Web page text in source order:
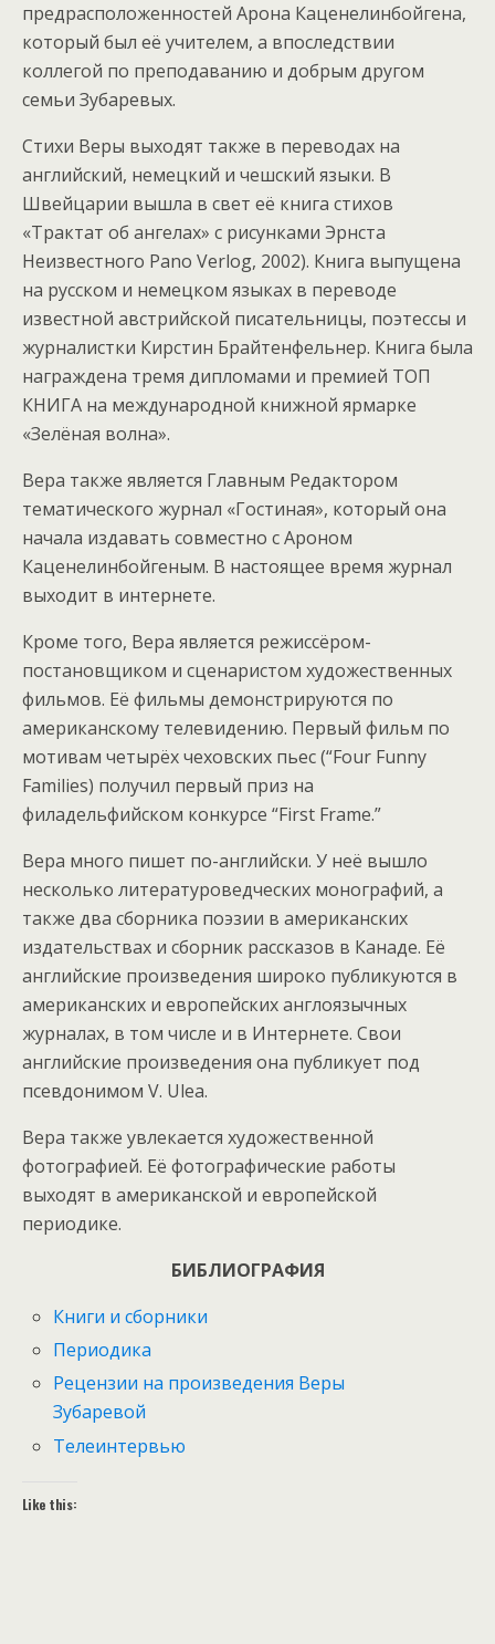
предрасположенностей Арона Каценелинбойгена,
который был её учителем, а впоследствии
коллегой по преподаванию и добрым другом
семьи Зубаревых.
Стихи Веры выходят также в переводах на
английский, немецкий и чешский языки. В
Швейцарии вышла в свет её книга стихов
«Трактат об ангелах» с рисунками Эрнста
Неизвестного Pano Verlog, 2002). Книга выпущена
на русском и немецком языках в переводе
известной австрийской писательницы, поэтессы и
журналистки Кирстин Брайтенфельнер. Книга была
награждена тремя дипломами и премией ТОП
КНИГА на международной книжной ярмарке
«Зелёная волна».
Вера также является Главным Редактором
тематического журнал «Гостиная», который она
начала издавать совместно с Ароном
Каценелинбойгеным. В настоящее время журнал
выходит в интернете.
Кроме того, Вера является режиссёром-
постановщиком и сценаристом художественных
фильмов. Её фильмы демонстрируются по
американскому телевидению. Первый фильм по
мотивам четырёх чеховских пьес (“Four Funny
Families) получил первый приз на
филадельфийском конкурсе “First Frame.”
Вера много пишет по-английски. У неё вышло
несколько литературоведческих монографий, а
также два сборника поэзии в американских
издательствах и сборник рассказов в Канаде. Её
английские произведения широко публикуются в
американских и европейских англоязычных
журналах, в том числе и в Интернете. Свои
английские произведения она публикует под
псевдонимом V. Ulea.
Вера также увлекается художественной
фотографией. Её фотографические работы
выходят в американской и европейской
периодике.
БИБЛИОГРАФИЯ
Книги и сборники
Периодика
Рецензии на произведения Веры
Зубаревой
Телеинтервью
Like this: